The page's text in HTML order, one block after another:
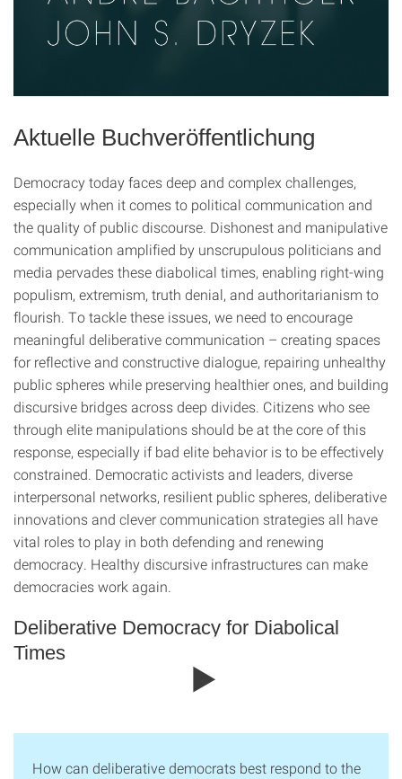
Aktuelle Buchveröffentlichung
Democracy today faces deep and complex challenges,
especially when it comes to political communication and
the quality of public discourse. Dishonest and manipulative
communication amplified by unscrupulous politicians and
media pervades these diabolical times, enabling right-wing
populism, extremism, truth denial, and authoritarianism to
flourish. To tackle these issues, we need to encourage
meaningful deliberative communication – creating spaces
for reflective and constructive dialogue, repairing unhealthy
public spheres while preserving healthier ones, and building
discursive bridges across deep divides. Citizens who see
through elite manipulations should be at the core of this
response, especially if bad elite behavior is to be effectively
constrained. Democratic activists and leaders, diverse
interpersonal networks, resilient public spheres, deliberative
innovations and clever communication strategies all have
vital roles to play in both defending and renewing
democracy. Healthy discursive infrastructures can make
democracies work again.
Deliberative Democracy for Diabolical
Times
How can deliberative democrats best respond to the